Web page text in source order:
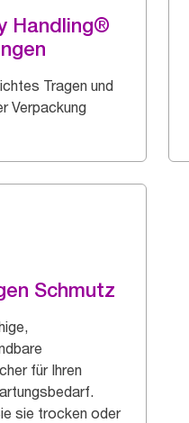
Handling®
Tragen und
Verpackung
Schmutz
für Ihren
sie trocken oder